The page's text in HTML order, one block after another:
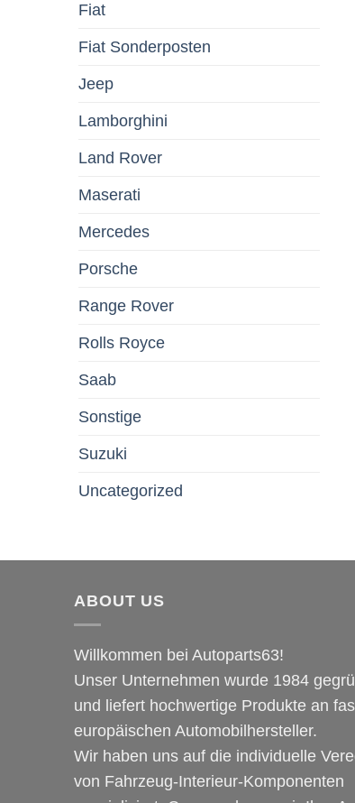
Fiat
Fiat Sonderposten
Jeep
Lamborghini
Land Rover
Maserati
Mercedes
Porsche
Range Rover
Rolls Royce
Saab
Sonstige
Suzuki
Uncategorized
ABOUT US
Willkommen bei Autoparts63!
Unser Unternehmen wurde 1984
und liefert hochwertige Produkte an
europäischen Automobilhersteller.
Wir haben uns auf die individuelle
von Fahrzeug-Interieur-Komponenten